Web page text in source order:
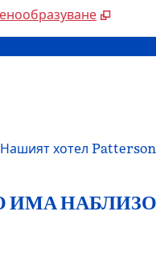
Нашият хотел
ИМА НАБЛИЗО